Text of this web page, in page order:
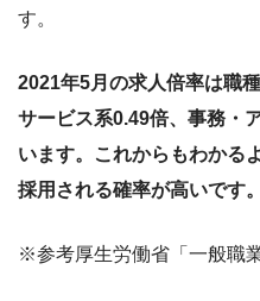
す。
2021年5月の求人倍率は職
サービス系0.49倍、事務・
います。これからもわかる
採用される確率が高いです。
※参考厚生労働省「一般職